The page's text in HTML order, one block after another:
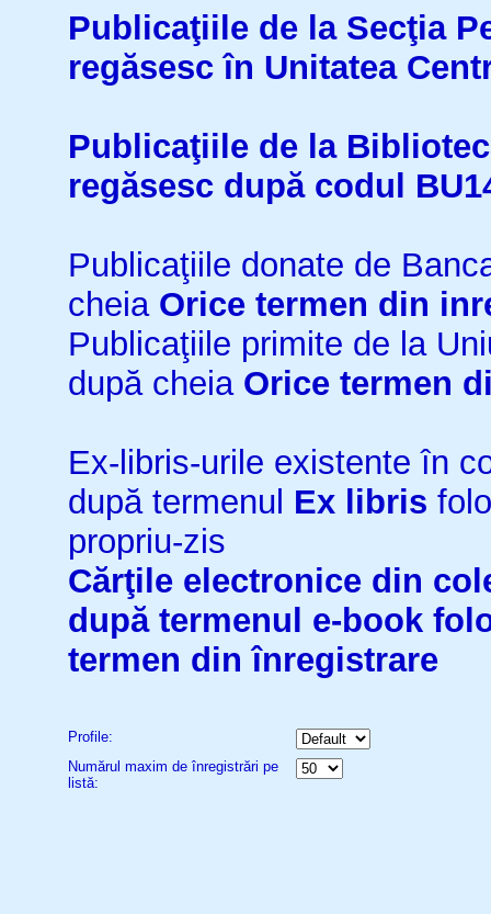
Publicaţiile de la Secţia
regăsesc în Unitatea
Publicaţiile de la
regăsesc după codul
Publicaţiile donate de
cheia Orice termen din
Publicaţiile primite de la
după cheia Orice termen
Ex-libris-urile existente în
după termenul Ex libris
propriu-zis
Cărţile electronice din
după termenul e-book
termen din înregistrare
Profile:
Numărul maxim de înregistrări pe
listă: